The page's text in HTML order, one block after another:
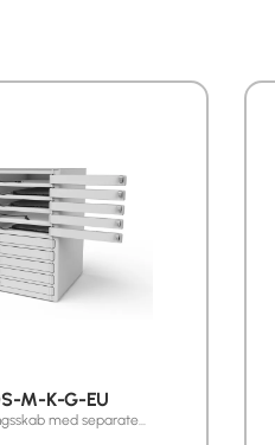
M-K-G-EU
med separate…